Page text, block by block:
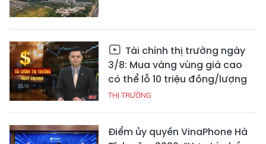
Tài chính thị trường ngày
3/8: Mua vàng vùng giá cao
có thể lỗ 10 triệu đồng/lượng
THỊ TRƯỜNG
Điểm ủy quyền VinaPhone Hà